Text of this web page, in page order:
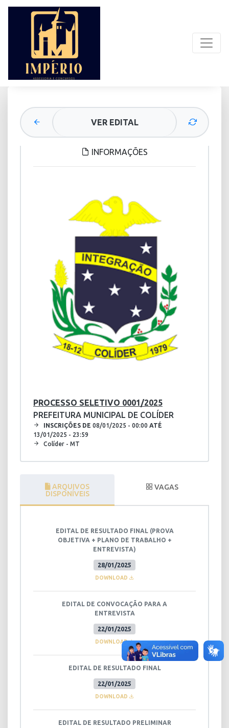
VER EDITAL
INFORMAÇÕES
PROCESSO SELETIVO 0001/2025
PREFEITURA MUNICIPAL DE COLÍDER
INSCRIÇÕES DE 08/01/2025 - 00:00 ATÉ
13/01/2025 - 23:59
Colíder - MT
ARQUIVOS
DISPONÍVEIS
VAGAS
28/01/2025
EDITAL DE RESULTADO FINAL (PROVA
OBJETIVA + PLANO DE TRABALHO +
ENTREVISTA)
DOWNLOAD
22/01/2025
EDITAL DE CONVOCAÇÃO PARA A
ENTREVISTA
DOWNLOAD
22/01/2025
EDITAL DE RESULTADO FINAL
DOWNLOAD
EDITAL DE RESULTADO PRELIMINAR